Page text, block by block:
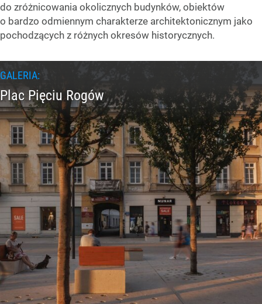
do zróżnicowania okolicznych budynków, obiektów
o bardzo odmiennym charakterze architektonicznym jako
pochodzących z różnych okresów historycznych.